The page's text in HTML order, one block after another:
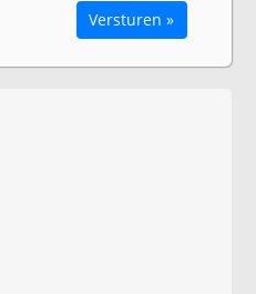
Versturen »